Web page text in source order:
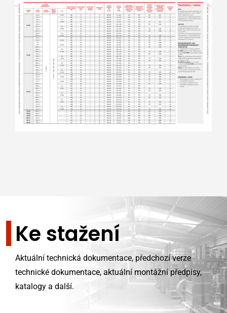
Ke stažení
Aktuální technická dokumentace, předchozí verze
technické dokumentace, aktuální montážní předpisy,
katalogy a další.